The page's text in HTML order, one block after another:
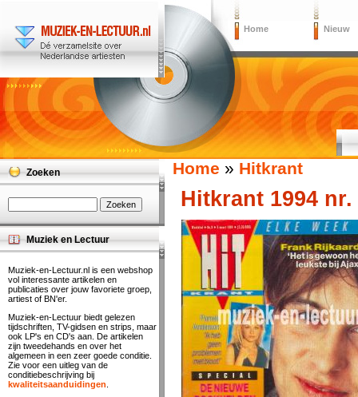
Home Nieuw
Home » Hitkrant
Hitkrant 1994 nr.
Zoeken
Muziek en Lectuur
Muziek-en-Lectuur.nl is een webshop
vol interessante artikelen en
publicaties over jouw favoriete groep,
artiest of BN'er.
Muziek-en-Lectuur biedt gelezen
tijdschriften, TV-gidsen en strips, maar
ook LP's en CD's aan. De artikelen
zijn tweedehands en over het
algemeen in een zeer goede conditie.
Zie voor een uitleg van de
conditiebeschrijving bij
kwaliteitsaanduidingen